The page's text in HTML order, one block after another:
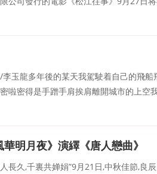
李玉龍多年後的某天我駕駛着自己的飛
啦密得是手蹭手肩挨肩離開城市的上空
明月夜》演繹《唐人戀曲》
長久,千裏共婵娟”9月21日,中秋佳節,良